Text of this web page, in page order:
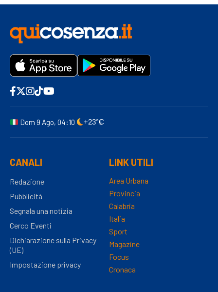
Dom 9 Ago, 04:10 +23°C
CANALI
Redazione
Pubblicità
Segnala una notizia
Cerco Eventi
Dichiarazione sulla Privacy
(UE)
Impostazione privacy
LINK UTILI
Area Urbana
Provincia
Calabria
Italia
Sport
Magazine
Focus
Cronaca